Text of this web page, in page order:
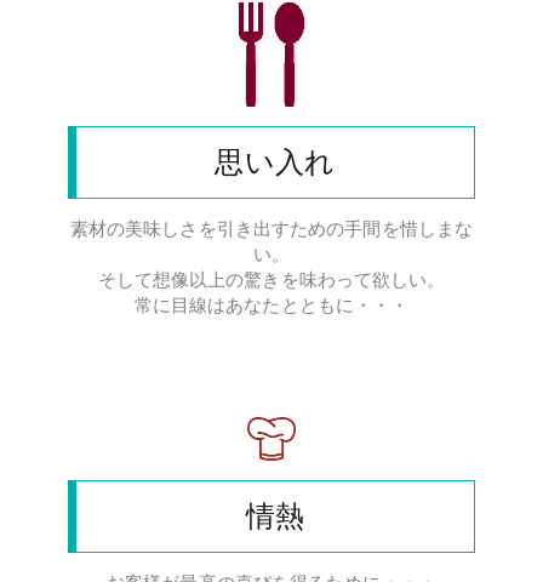
思い入れ
素材の美味しさを引き出すための手間を惜しまな
い。
そして想像以上の驚きを味わって欲しい。
常に目線はあなたとともに・・・
情熱